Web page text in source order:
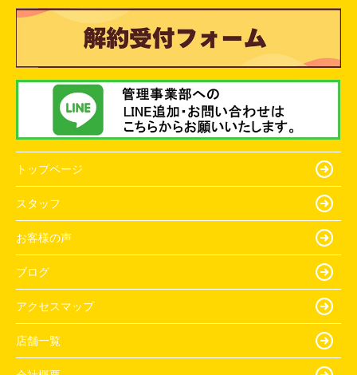
トップページ
スタッフ
お客様の声
ブログ
アクセスマップ
店舗一覧